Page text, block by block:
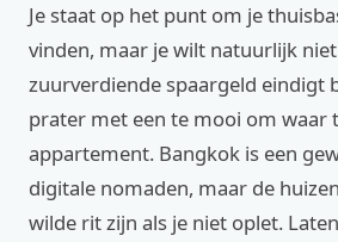
Je staat op het punt om je
vinden, maar je wilt natuurlijk
zuurverdiende spaargeld eindigt
prater met een te mooi om waar
appartement. Bangkok is een
digitale nomaden, maar de
wilde rit zijn als je niet oplet.